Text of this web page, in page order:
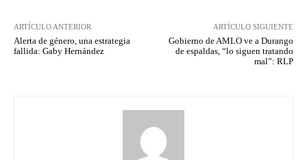
ARTÍCULO ANTERIOR
Alerta de género, una estrategia
fallida: Gaby Hernández
ARTÍCULO SIGUIENTE
Gobierno de AMLO ve a Durango
de espaldas, “lo siguen tratando
mal”: RLP